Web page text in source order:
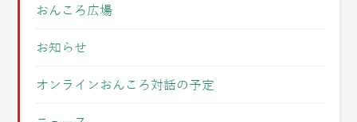
おんころ広場
お知らせ
オンラインおんころ対話の予定